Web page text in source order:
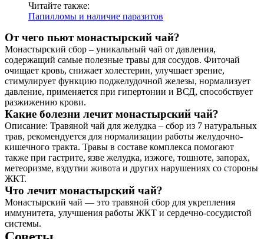
Читайте также:
Папилломы и наличие паразитов
От чего пьют монастырский чай?
Монастырский сбор – уникальный чай от давления,
содержащий самые полезные травы для сосудов. Фиточай
очищает кровь, снижает холестерин, улучшает зрение,
стимулирует функцию поджелудочной железы, нормализует
давление, применяется при гипертонии и ВСД, способствует
разжижению крови.
Какие болезни лечит монастырский чай?
Описание: Травяной чай для желудка – сбор из 7 натуральных
трав, рекомендуется для нормализации работы желудочно-
кишечного тракта. Травы в составе комплекса помогают
также при гастрите, язве желудка, изжоге, тошноте, запорах,
метеоризме, вздутии живота и других нарушениях со стороны
ЖКТ.
Что лечит монастырский чай?
Монастырский чай — это травяной сбор для укрепления
иммунитета, улучшения работы ЖКТ и сердечно-сосудистой
системы.